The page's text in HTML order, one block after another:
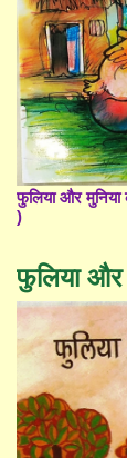
फुलिया और
)
फुलिया और